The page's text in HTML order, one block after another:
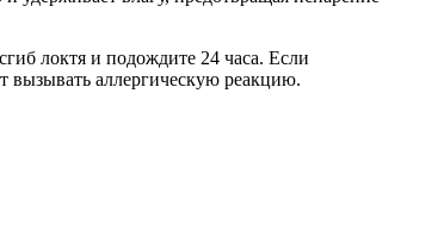
локтя и подождите 24 часа. Если
вызывать аллергическую реакцию.